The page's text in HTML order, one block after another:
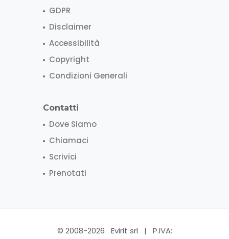
GDPR
Disclaimer
Accessibilità
Copyright
Condizioni Generali
Contatti
Dove Siamo
Chiamaci
Scrivici
Prenotati
© 2008-2026 Evirit srl | P.IVA: